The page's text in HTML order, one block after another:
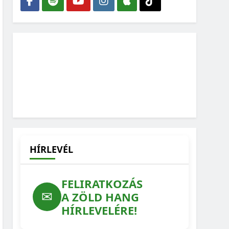
HÍRLEVÉL
✉
FELIRATKOZÁS
A ZÖLD HANG
HÍRLEVELÉRE!